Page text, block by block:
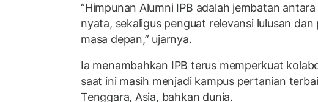
“Himpunan Alumni IPB adalah jembatan
nyata, sekaligus penguat relevansi lulusan
masa depan,” ujarnya.
Ia menambahkan IPB terus memperkuat
saat ini masih menjadi kampus pertanian
Tenggara, Asia, bahkan dunia.